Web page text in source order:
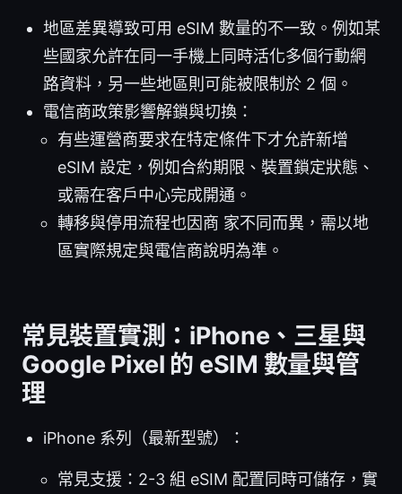
地區差異導致可用 eSIM 數量的不一致。例如某
些國家允許在同一手機上同時活化多個行動網
路資料，另一些地區則可能被限制於 2 個。
電信商政策影響解鎖與切換：
有些運營商要求在特定條件下才允許新增
eSIM 設定，例如合約期限、裝置鎖定狀態、
或需在客戶中心完成開通。
轉移與停用流程也因商 家不同而異，需以地
區實際規定與電信商說明為準。
常見裝置實測：iPhone、三星與
Google Pixel 的 eSIM 數量與管
理
iPhone 系列（最新型號）：
常見支援：2-3 組 eSIM 配置同時可儲存，實